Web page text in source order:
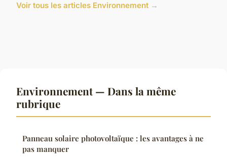
Voir tous les articles Environnement →
Environnement — Dans la même
rubrique
Panneau solaire photovoltaïque : les avantages à ne
pas manquer